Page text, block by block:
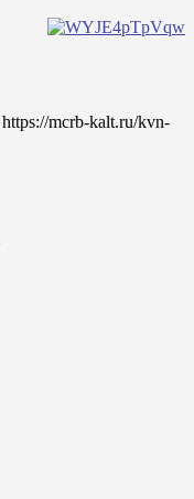
https://mcrb-kalt.ru/kvn-